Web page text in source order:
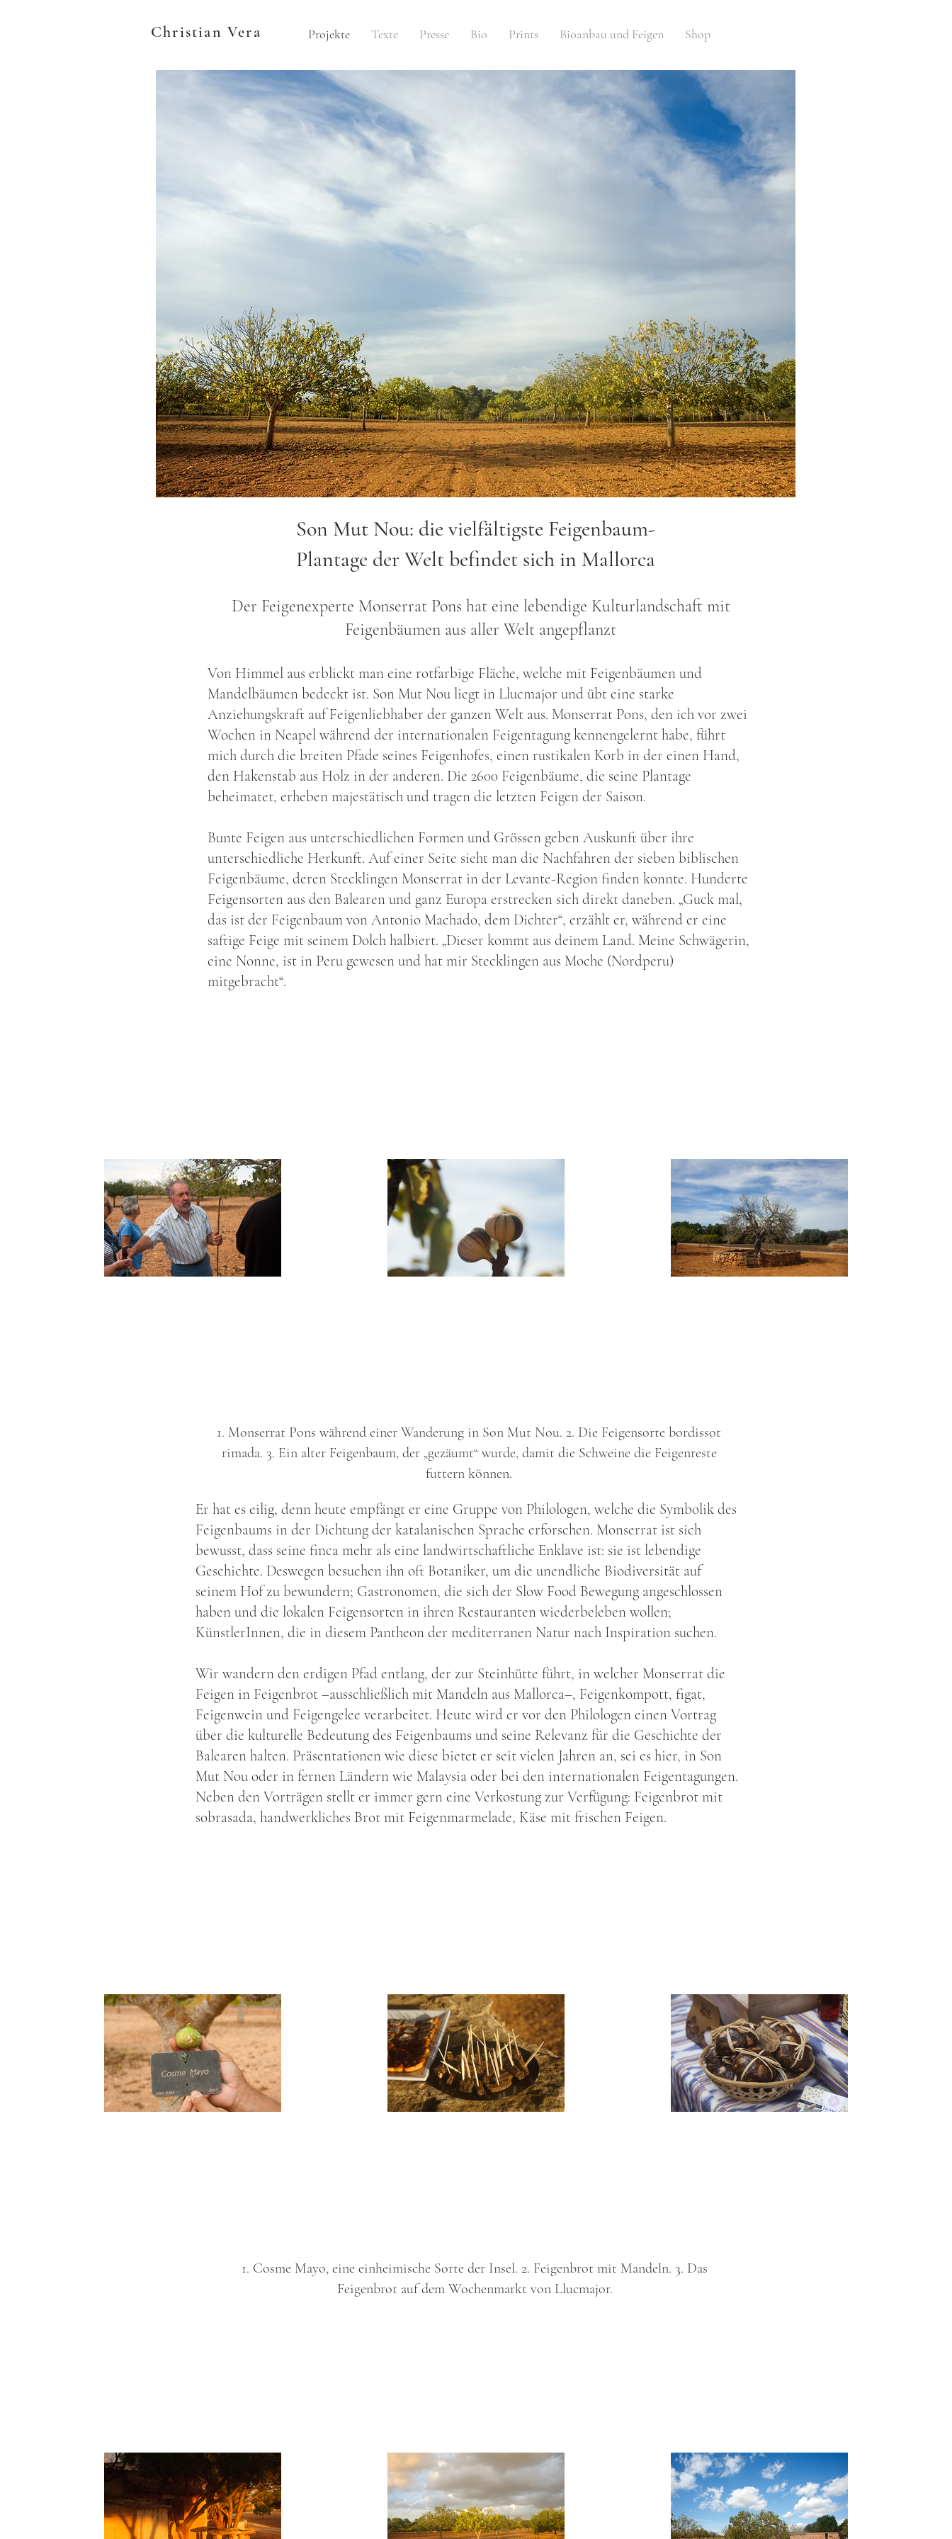
Christian Vera Projekte Texte Presse Bio Prints Bioanbau und Feigen Shop
Son Mut Nou: die vielfältigste Feigenbaum-
Plantage der Welt befindet sich in Mallorca
Der Feigenexperte Monserrat Pons hat eine lebendige Kulturlandschaft mit
Feigenbäumen aus aller Welt angepflanzt
Von Himmel aus erblickt man eine rotfarbige Fläche, welche mit Feigenbäumen und
Mandelbäumen bedeckt ist. Son Mut Nou liegt in Llucmajor und übt eine starke
Anziehungskraft auf Feigenliebhaber der ganzen Welt aus. Monserrat Pons, den ich vor zwei
Wochen in Neapel während der internationalen Feigentagung kennengelernt habe, führt
mich durch die breiten Pfade seines Feigenhofes, einen rustikalen Korb in der einen Hand,
den Hakenstab aus Holz in der anderen. Die 2600 Feigenbäume, die seine Plantage
beheimatet, erheben majestätisch und tragen die letzten Feigen der Saison.
Bunte Feigen aus unterschiedlichen Formen und Grössen geben Auskunft über ihre
unterschiedliche Herkunft. Auf einer Seite sieht man die Nachfahren der sieben biblischen
Feigenbäume, deren Stecklingen Monserrat in der Levante-Region finden konnte. Hunderte
Feigensorten aus den Balearen und ganz Europa erstrecken sich direkt daneben. „Guck mal,
das ist der Feigenbaum von Antonio Machado, dem Dichter“, erzählt er, während er eine
saftige Feige mit seinem Dolch halbiert. „Dieser kommt aus deinem Land. Meine Schwägerin,
eine Nonne, ist in Peru gewesen und hat mir Stecklingen aus Moche (Nordperu)
mitgebracht“.
1. Monserrat Pons während einer Wanderung in Son Mut Nou. 2. Die Feigensorte bordissot
rimada. 3. Ein alter Feigenbaum, der „gezäumt“ wurde, damit die Schweine die Feigenreste
futtern können.
Er hat es eilig, denn heute empfängt er eine Gruppe von Philologen, welche die Symbolik des
Feigenbaums in der Dichtung der katalanischen Sprache erforschen. Monserrat ist sich
bewusst, dass seine finca mehr als eine landwirtschaftliche Enklave ist: sie ist lebendige
Geschichte. Deswegen besuchen ihn oft Botaniker, um die unendliche Biodiversität auf
seinem Hof zu bewundern; Gastronomen, die sich der Slow Food Bewegung angeschlossen
haben und die lokalen Feigensorten in ihren Restauranten wiederbeleben wollen;
KünstlerInnen, die in diesem Pantheon der mediterranen Natur nach Inspiration suchen.
Wir wandern den erdigen Pfad entlang, der zur Steinhütte führt, in welcher Monserrat die
Feigen in Feigenbrot –ausschließlich mit Mandeln aus Mallorca–, Feigenkompott, figat,
Feigenwein und Feigengelee verarbeitet. Heute wird er vor den Philologen einen Vortrag
über die kulturelle Bedeutung des Feigenbaums und seine Relevanz für die Geschichte der
Balearen halten. Präsentationen wie diese bietet er seit vielen Jahren an, sei es hier, in Son
Mut Nou oder in fernen Ländern wie Malaysia oder bei den internationalen Feigentagungen.
Neben den Vorträgen stellt er immer gern eine Verkostung zur Verfügung: Feigenbrot mit
sobrasada, handwerkliches Brot mit Feigenmarmelade, Käse mit frischen Feigen.
1. Cosme Mayo, eine einheimische Sorte der Insel. 2. Feigenbrot mit Mandeln. 3. Das
Feigenbrot auf dem Wochenmarkt von Llucmajor.